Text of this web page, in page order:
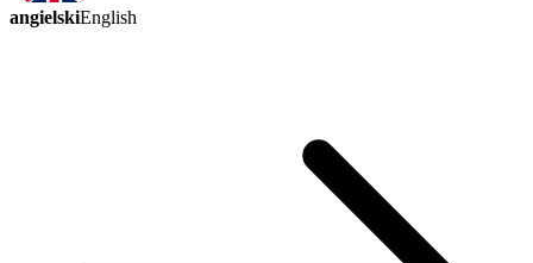
angielskiEnglish